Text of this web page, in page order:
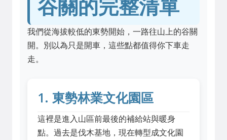
谷關的完整清單
我們從海拔較低的東勢開始，一路往山上的谷關
開。別以為只是開車，這些點都值得你下車走
走。
1. 東勢林業文化園區
這裡是進入山區前最後的補給站與暖身
點。過去是伐木基地，現在轉型成文化園